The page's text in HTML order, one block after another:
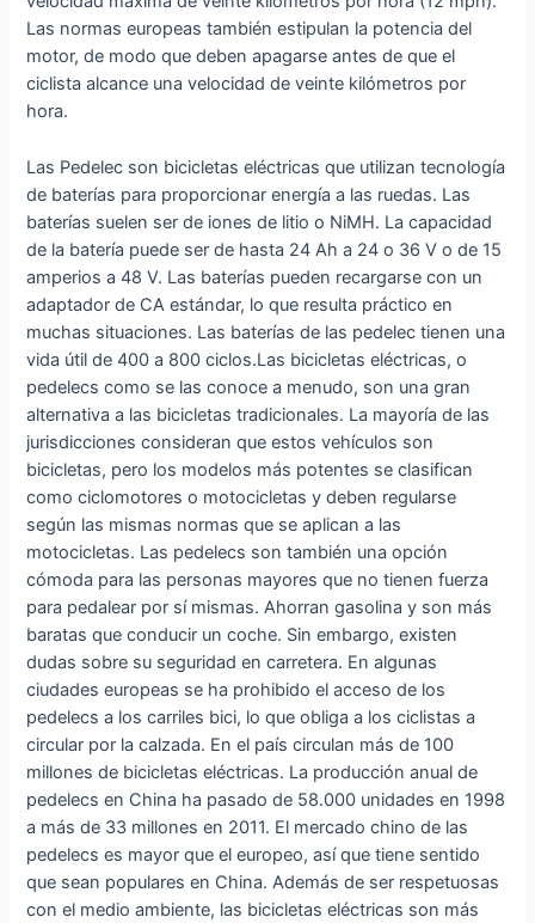
Las normas europeas también estipulan la potencia del
motor, de modo que deben apagarse antes de que el
ciclista alcance una velocidad de veinte kilómetros por
hora.
Las Pedelec son bicicletas eléctricas que utilizan tecnología
de baterías para proporcionar energía a las ruedas. Las
baterías suelen ser de iones de litio o NiMH. La capacidad
de la batería puede ser de hasta 24 Ah a 24 o 36 V o de 15
amperios a 48 V. Las baterías pueden recargarse con un
adaptador de CA estándar, lo que resulta práctico en
muchas situaciones. Las baterías de las pedelec tienen una
vida útil de 400 a 800 ciclos.Las bicicletas eléctricas, o
pedelecs como se las conoce a menudo, son una gran
alternativa a las bicicletas tradicionales. La mayoría de las
jurisdicciones consideran que estos vehículos son
bicicletas, pero los modelos más potentes se clasifican
como ciclomotores o motocicletas y deben regularse
según las mismas normas que se aplican a las
motocicletas. Las pedelecs son también una opción
cómoda para las personas mayores que no tienen fuerza
para pedalear por sí mismas. Ahorran gasolina y son más
baratas que conducir un coche. Sin embargo, existen
dudas sobre su seguridad en carretera. En algunas
ciudades europeas se ha prohibido el acceso de los
pedelecs a los carriles bici, lo que obliga a los ciclistas a
circular por la calzada. En el país circulan más de 100
millones de bicicletas eléctricas. La producción anual de
pedelecs en China ha pasado de 58.000 unidades en 1998
a más de 33 millones en 2011. El mercado chino de las
pedelecs es mayor que el europeo, así que tiene sentido
que sean populares en China. Además de ser respetuosas
con el medio ambiente, las bicicletas eléctricas son más